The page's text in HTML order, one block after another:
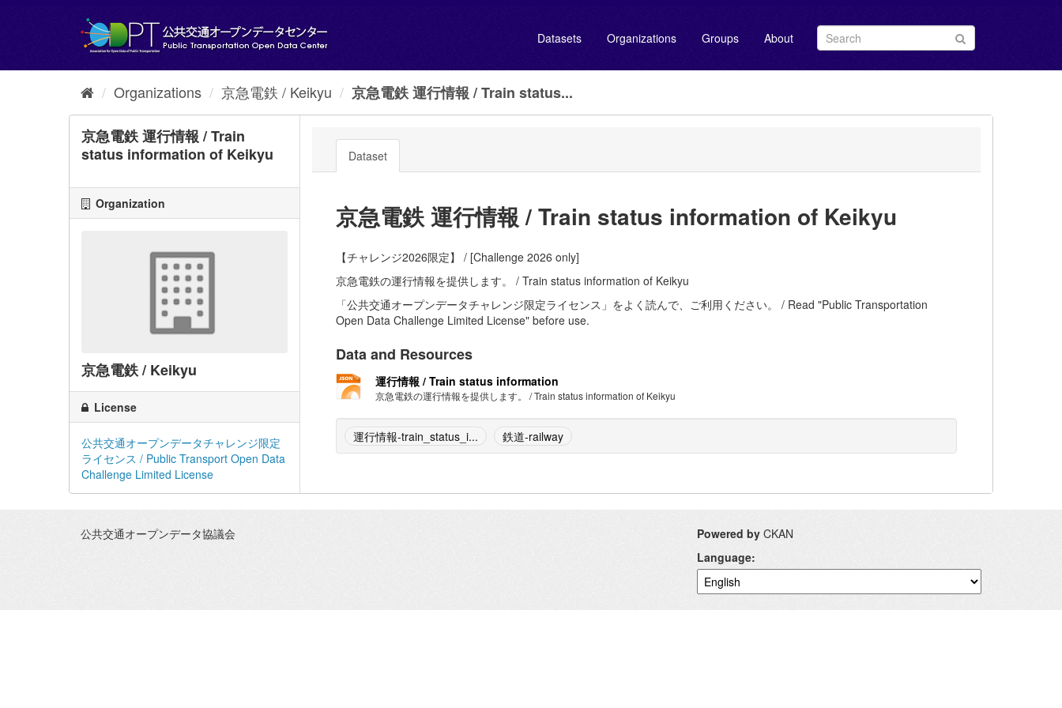
Datasets Organizations Groups About
Organizations 京急電鉄 / Keikyu 京急電鉄 運行情報 / Train status...
京急電鉄 運行情報 / Train
status information of Keikyu
Organization
京急電鉄 / Keikyu
License
公共交通オープンデータチャレンジ限定
ライセンス / Public Transport Open Data
Challenge Limited License
Dataset
京急電鉄 運行情報 / Train status information of Keikyu
【チャレンジ2026限定】 / [Challenge 2026 only]
京急電鉄の運行情報を提供します。 / Train status information of Keikyu
「公共交通オープンデータチャレンジ限定ライセンス」をよく読んで、ご利用ください。 / Read "Public Transportation
Open Data Challenge Limited License" before use.
Data and Resources
運行情報 / Train status information
京急電鉄の運行情報を提供します。 / Train status information of Keikyu
運行情報-train_status_i... 鉄道-railway
公共交通オープンデータ協議会 Powered by CKAN
Language